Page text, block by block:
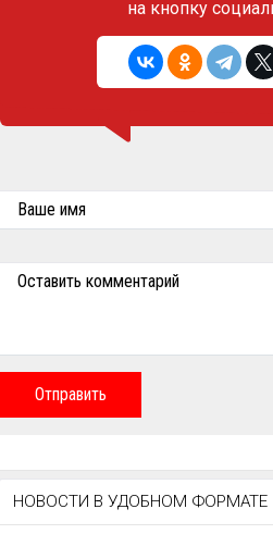
на кнопку
Ваше имя
Оставить комментарий
Отправить
НОВОСТИ В УДОБНОМ ФОРМАТЕ